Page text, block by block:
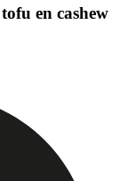
en cashew